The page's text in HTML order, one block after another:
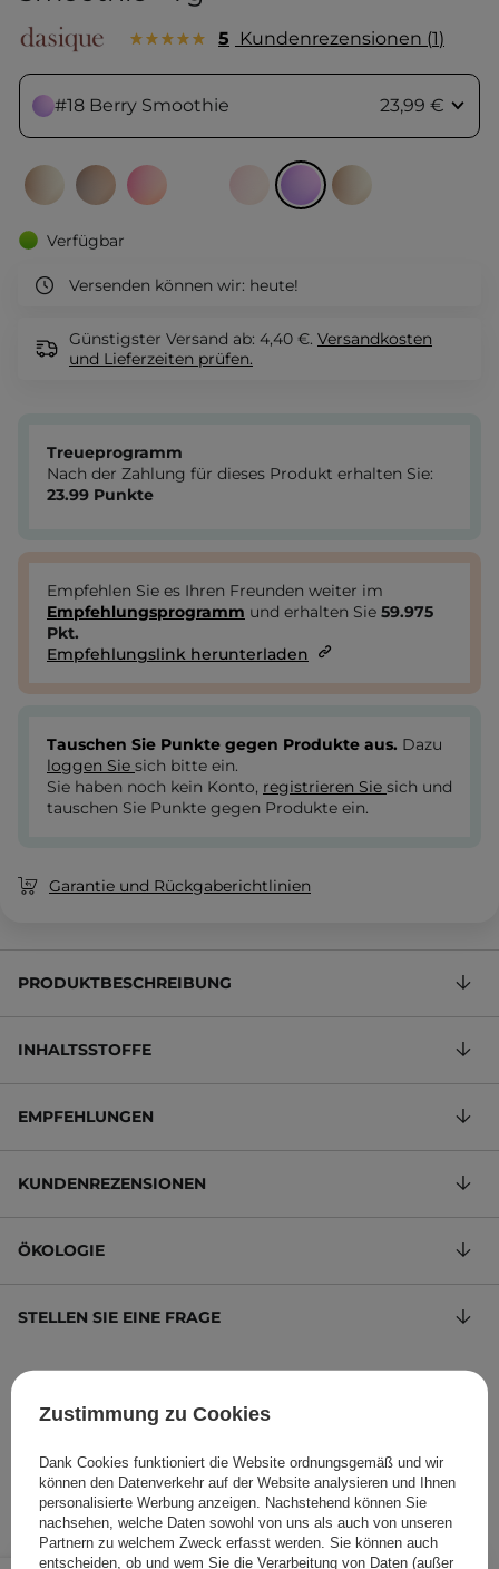
5 Kundenrezensionen 1
#18 Berry Smoothie 23,99 €
Verfügbar
Versenden können wir: heute!
Günstigster Versand ab: 4,40 €. Versandkosten
und Lieferzeiten prüfen.
Treueprogramm
Nach der Zahlung für dieses Produkt erhalten Sie:
23.99 Punkte
Empfehlen Sie es Ihren Freunden weiter im
Empfehlungsprogramm und erhalten Sie 59.975
Pkt.
Empfehlungslink herunterladen
Tauschen Sie Punkte gegen Produkte aus. Dazu
loggen Sie sich bitte ein.
Sie haben noch kein Konto, registrieren Sie sich und
tauschen Sie Punkte gegen Produkte ein.
Garantie und Rückgaberichtlinien
PRODUKTBESCHREIBUNG
INHALTSSTOFFE
EMPFEHLUNGEN
KUNDENREZENSIONEN
ÖKOLOGIE
STELLEN SIE EINE FRAGE
Lidschattenpalette mit 18 Farben
342,71 €/100 g, inkl. MwSt.
Zustimmung zu Cookies
Dank Cookies funktioniert die Website ordnungsgemäß und wir
können den Datenverkehr auf der Website analysieren und Ihnen
personalisierte Werbung anzeigen. Nachstehend können Sie
nachsehen, welche Daten sowohl von uns als auch von unseren
Partnern zu welchem Zweck erfasst werden. Sie können auch
entscheiden, ob und wem Sie die Verarbeitung von Daten (außer